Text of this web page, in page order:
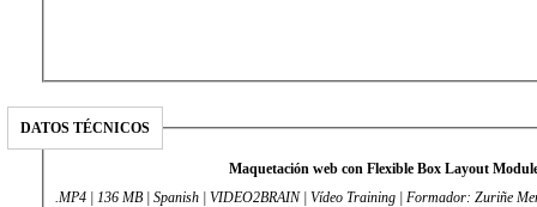
DATOS TÉCNICOS
Maquetación web con Flexible Box Layout
.MP4 | 136 MB | Spanish | VIDEO2BRAIN | Vídeo Training | Formador: Zuriñe